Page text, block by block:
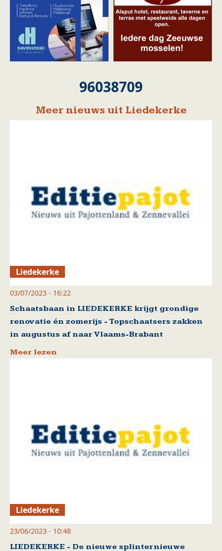
96038709
Meer nieuws uit Liedekerke
Liedekerke
03/07/2023 - 16:22
Schaatsbaan in LIEDEKERKE krijgt grondige
renovatie én zomerijs - Topschaatsers zakken
in augustus af naar Vlaams-Brabant
Meer lezen
Liedekerke
23/06/2023 - 10:48
LIEDEKERKE - De nieuwe splinternieuwe